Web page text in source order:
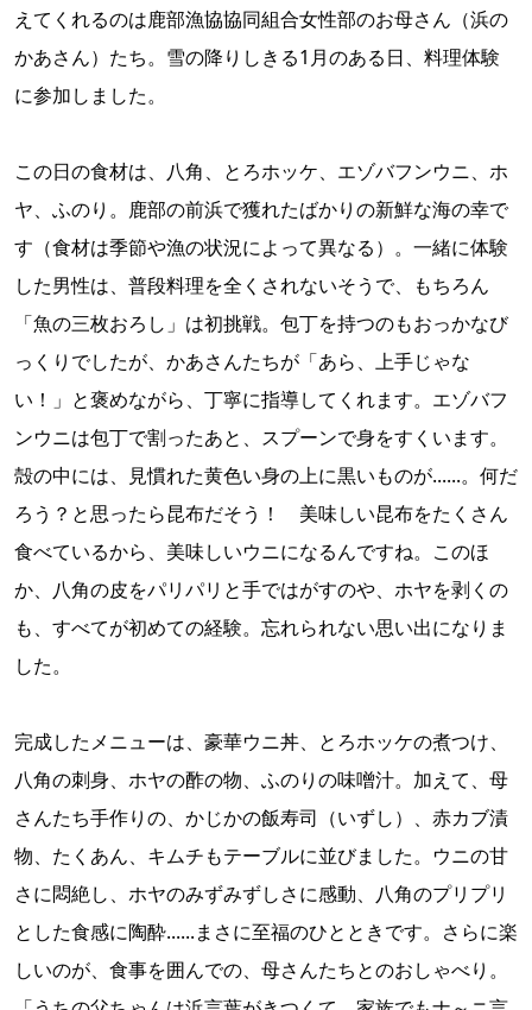
えてくれるのは鹿部漁協協同組合女性部のお母さん（浜の
かあさん）たち。雪の降りしきる1月のある日、料理体験
に参加しました。
この日の食材は、八角、とろホッケ、エゾバフンウニ、ホ
ヤ、ふのり。鹿部の前浜で獲れたばかりの新鮮な海の幸で
す（食材は季節や漁の状況によって異なる）。一緒に体験
した男性は、普段料理を全くされないそうで、もちろん
「魚の三枚おろし」は初挑戦。包丁を持つのもおっかなび
っくりでしたが、かあさんたちが「あら、上手じゃな
い！」と褒めながら、丁寧に指導してくれます。エゾバフ
ンウニは包丁で割ったあと、スプーンで身をすくいます。
殻の中には、見慣れた黄色い身の上に黒いものが......。何だ
ろう？と思ったら昆布だそう！ 美味しい昆布をたくさん
食べているから、美味しいウニになるんですね。このほ
か、八角の皮をパリパリと手ではがすのや、ホヤを剥くの
も、すべてが初めての経験。忘れられない思い出になりま
した。
完成したメニューは、豪華ウニ丼、とろホッケの煮つけ、
八角の刺身、ホヤの酢の物、ふのりの味噌汁。加えて、母
さんたち手作りの、かじかの飯寿司（いずし）、赤カブ漬
物、たくあん、キムチもテーブルに並びました。ウニの甘
さに悶絶し、ホヤのみずみずしさに感動、八角のプリプリ
とした食感に陶酔......まさに至福のひとときです。さらに楽
しいのが、食事を囲んでの、母さんたちとのおしゃべり。